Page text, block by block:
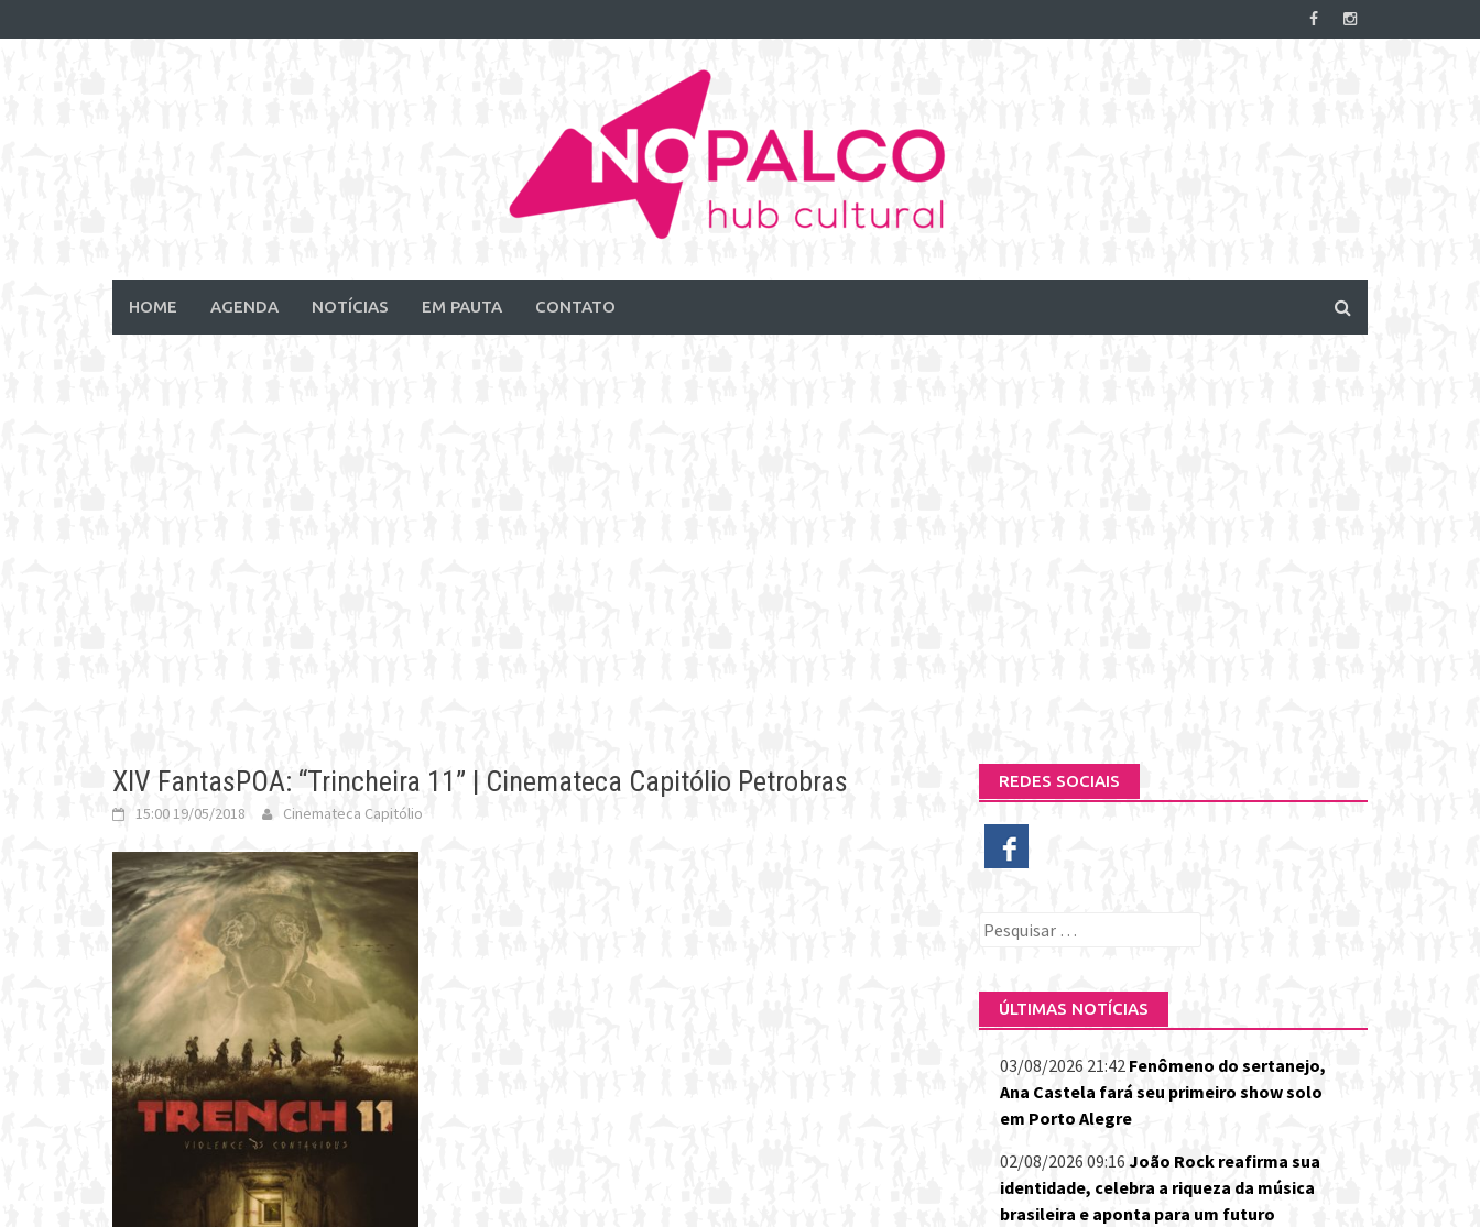
to
HOME AGENDA NOTÍCIAS EM PAUTA CONTATO
XIV FantasPOA: “Trincheira 11” | Cinemateca Capitólio Petrobras
15:00 19/05/2018 Cinemateca Capitólio
REDES SOCIAIS
Pesquisar
ÚLTIMAS NOTÍCIAS
03/08/2026 21:42 Fenômeno do sertanejo,
Ana Castela fará seu primeiro show solo
em Porto Alegre
02/08/2026 09:16 João Rock reafirma sua
identidade, celebra a riqueza da música
brasileira e aponta para um futuro